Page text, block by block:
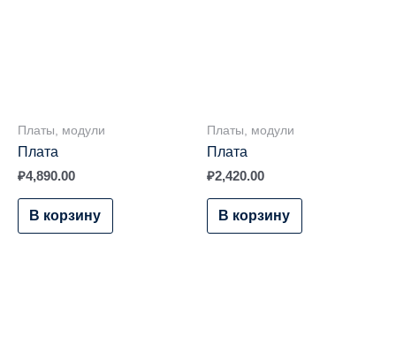
Платы, модули
Плата
₽4,890.00
В корзину
Платы, модули
Плата
₽2,420.00
В корзину